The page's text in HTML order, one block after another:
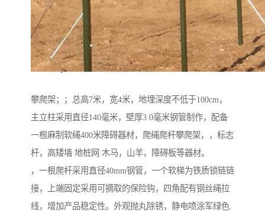
攀爬架；；总高7米，宽4米，地埋深度不低于100cm，
主立柱采用直径140毫米，壁厚3.0毫米钢管制作，配备
一根麻制软绳400米障碍器材，爬绳爬杆攀爬架，，标志
杆，高矮墙 地桩网 木马，山羊，障碍板等器材。
，一根爬杆采用直径40mm钢管，一个软梯为铁质锁链链
接，上端固定采用可摘取的保险钩，四角配有钢丝绳拉
线，增加产品稳定性。外观抛丸除锈，静电喷涂军绿色.